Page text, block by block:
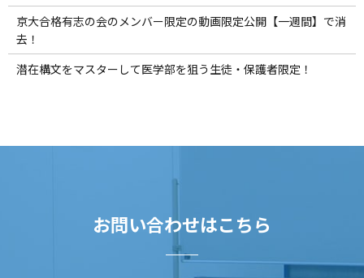
京大合格有志の会のメンバー限定の動画限定公開【一週間】で消
去！
潜在構文をマスターして医学部を狙う生徒・保護者限定！
お問い合わせはこちら